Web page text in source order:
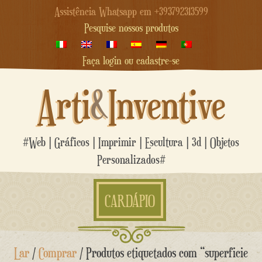
Assistência Whatsapp em +393792313599
Pesquise nossos produtos
Faça login ou cadastre-se
Arti&Inventive
#Web | Gráficos | Imprimir | Escultura | 3d | Objetos
Personalizados#
CARDÁPIO
Ir
para Lar /Comprar / Produtos etiquetados com “superficie